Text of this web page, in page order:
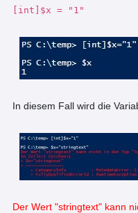
[int]$x = "1"
In diesem Fall wird die
Der Wert "stringtext" kann